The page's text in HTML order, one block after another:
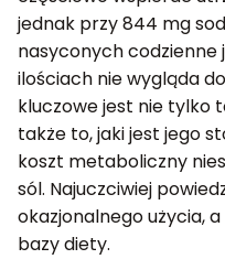
jednak przy 844 mg
nasyconych codzienne
ilościach nie wygląda
kluczowe jest nie tylko
także to, jaki jest jego
koszt metaboliczny
sól. Najuczciwiej
okazjonalnego użycia,
bazy diety.